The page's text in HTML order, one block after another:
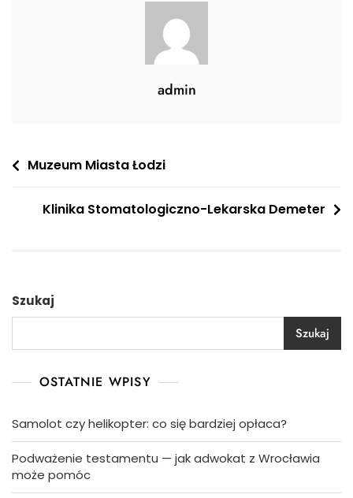
admin
Nawigacja
Muzeum Miasta Łodzi
Klinika Stomatologiczno-Lekarska Demeter
Szukaj
Szukaj
OSTATNIE WPISY
Samolot czy helikopter: co się bardziej opłaca?
Podważenie testamentu — jak adwokat z Wrocławia
może pomóc